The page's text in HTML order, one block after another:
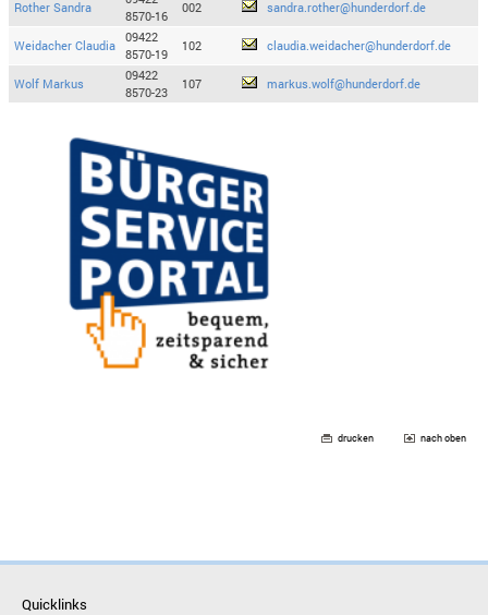
Rother Sandra
8570-16
002 sandra.rother@hunderdorf.de
Weidacher Claudia
09422
8570-19
102 claudia.weidacher@hunderdorf.de
Wolf Markus
09422
8570-23
107 markus.wolf@hunderdorf.de
drucken nach oben
Quicklinks